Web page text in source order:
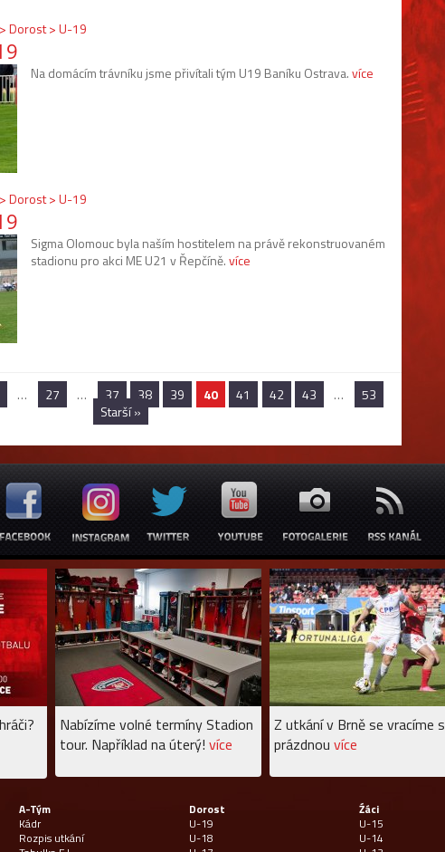
Dorost > U-19
Na domácím trávníku jsme přivítali tým U19 Baníku Ostrava.více
Dorost > U-19
Sigma Olomouc byla naším hostitelem na právě rekonstruovaném
stadionu pro akci ME U21 v Řepčíně.více
… 27 … 37 38 39 40 41 42 43 …
53
Starší »
Nabízíme volné termíny Stadion
tour. Například na úterý! více
Z utkání v Brně se vracíme s
prázdnou více
A-Tým
Kádr
Rozpis utkání
Dorost
U-19
U-18
Źáci
U-15
U-14